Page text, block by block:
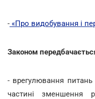
- «Про видобування і
Законом
- врегулювання питань
частині зменшення